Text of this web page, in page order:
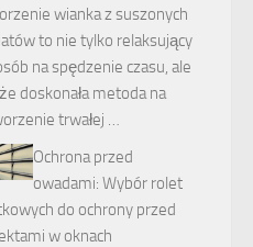
wianka z suszonych
to nie tylko relaksujący
na spędzenie czasu, ale
doskonała metoda na
trwałej …
Ochrona przed
owadami: Wybór rolet
do ochrony przed
w oknach